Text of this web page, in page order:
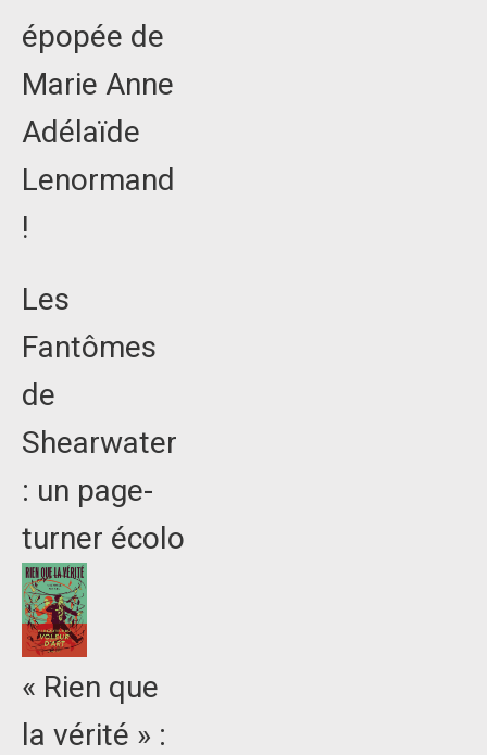
épopée de
Marie Anne
Adélaïde
Lenormand
!
Les
Fantômes
de
Shearwater
: un page-
turner écolo
« Rien que
la vérité » :